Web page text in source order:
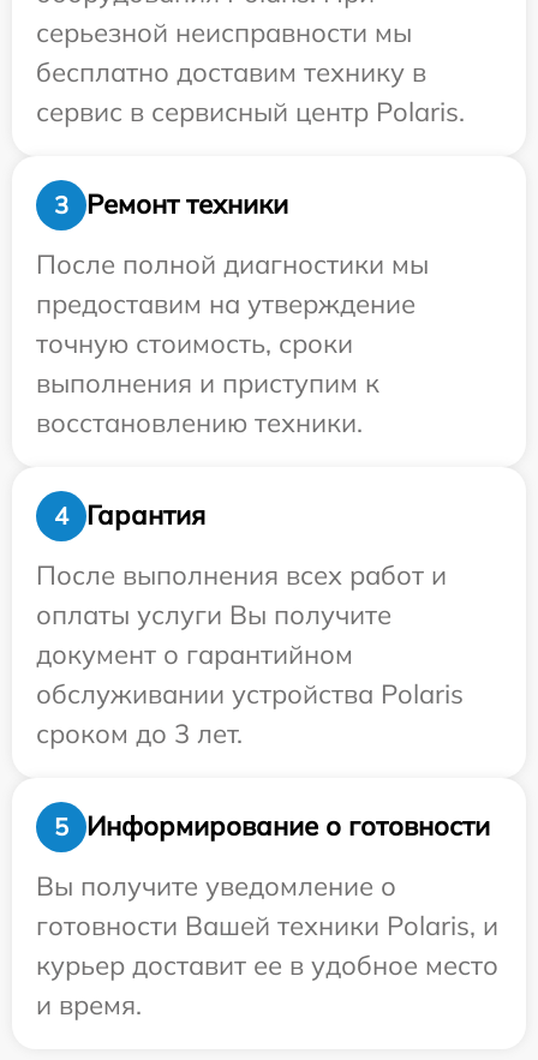
серьезной неисправности мы
бесплатно доставим технику в
сервис в сервисный центр Polaris.
3
Ремонт техники
После полной диагностики мы
предоставим на утверждение
точную стоимость, сроки
выполнения и приступим к
восстановлению техники.
4
Гарантия
После выполнения всех работ и
оплаты услуги Вы получите
документ о гарантийном
обслуживании устройства Polaris
сроком до 3 лет.
5
Информирование о готовности
Вы получите уведомление о
готовности Вашей техники Polaris, и
курьер доставит ее в удобное место
и время.